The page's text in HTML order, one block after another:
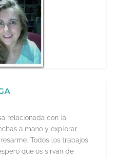
relacionada con la
a mano y explorar
Todos los trabajos
que os sirvan de